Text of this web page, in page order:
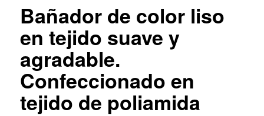
Bañador de color liso
en tejido suave y
agradable.
Confeccionado en
tejido de poliamida